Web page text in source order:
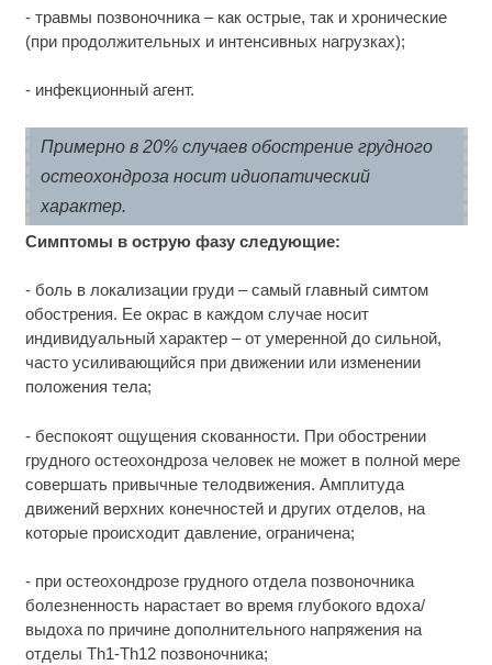
- травмы позвоночника – как острые, так и хронические
(при продолжительных и интенсивных нагрузках);
- инфекционный агент.
Примерно в 20% случаев обострение грудного
остеохондроза носит идиопатический
характер.
Симптомы в острую фазу следующие:
- боль в локализации груди – самый главный симтом
обострения. Ее окрас в каждом случае носит
индивидуальный характер – от умеренной до сильной,
часто усиливающийся при движении или изменении
положения тела;
- беспокоят ощущения скованности. При обострении
грудного остеохондроза человек не может в полной мере
совершать привычные телодвижения. Амплитуда
движений верхних конечностей и других отделов, на
которые происходит давление, ограничена;
- при остеохондрозе грудного отдела позвоночника
болезненность нарастает во время глубокого вдоха/
выдоха по причине дополнительного напряжения на
отделы Th1-Th12 позвоночника;